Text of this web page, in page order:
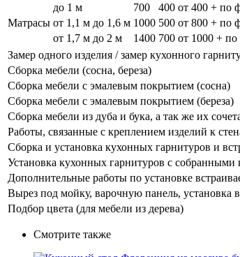
Матрасы
до 1 м 700 400 от 400 + по
от 1,1 м до 1,6 м 1000 500 от 800 + по
от 1,7 м до 2 м
1400 700 от 1000 + по
Замер одного изделия / замер кухонного
Сборка мебели (сосна, береза)
Сборка мебели с эмалевым покрытием (сосна)
Сборка мебели с эмалевым покрытием (береза)
Сборка мебели из дуба и бука, а так же их
Работы, связанные с креплением изделий к
Сборка и установка кухонных гарнитуров и
Установка кухонных гарнитуров с собранными
Дополнительные работы по установке
Вырез под мойку, варочную панель, установка
Подбор цвета (для мебели из дерева)
Смотрите также